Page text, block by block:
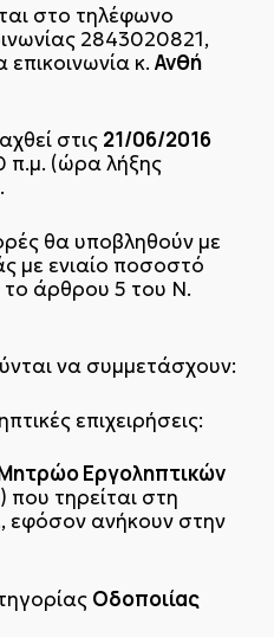
στο τηλέφωνο
2843020821,
κ. Ανθή
στις 21/06/2016
π.μ. (ώρα λήξης
θα υποβληθούν με
με ενιαίο ποσοστό
άρθρου 5 του Ν.
να συμμετάσχουν:
επιχειρήσεις:
Εργοληπτικών
τηρείται στη
εφόσον ανήκουν στην
Οδοποιίας